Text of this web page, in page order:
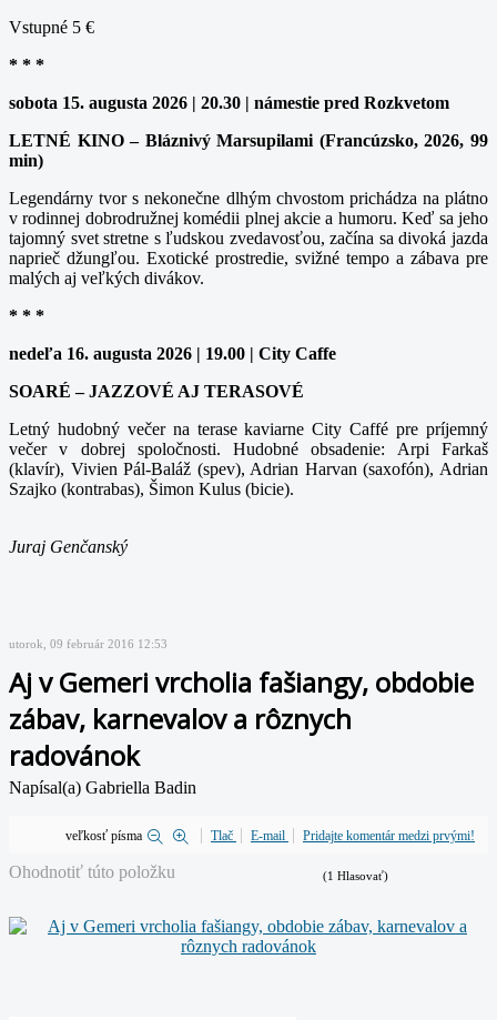
Vstupné 5 €
* * *
sobota 15. augusta 2026 | 20.30 | námestie pred Rozkvetom
LETNÉ KINO – Bláznivý Marsupilami (Francúzsko, 2026, 99
min)
Legendárny tvor s nekonečne dlhým chvostom prichádza na plátno
v rodinnej dobrodružnej komédii plnej akcie a humoru. Keď sa jeho
tajomný svet stretne s ľudskou zvedavosťou, začína sa divoká jazda
naprieč džungľou. Exotické prostredie, svižné tempo a zábava pre
malých aj veľkých divákov.
* * *
nedeľa 16. augusta 2026 | 19.00 | City Caffe
SOARÉ – JAZZOVÉ AJ TERASOVÉ
Letný hudobný večer na terase kaviarne City Caffé pre príjemný
večer v dobrej spoločnosti. Hudobné obsadenie: Arpi Farkaš
(klavír), Vivien Pál-Baláž (spev), Adrian Harvan (saxofón), Adrian
Szajko (kontrabas), Šimon Kulus (bicie).
Juraj Genčanský
utorok, 09 február 2016 12:53
Aj v Gemeri vrcholia fašiangy, obdobie
zábav, karnevalov a rôznych
radovánok
Napísal(a) Gabriella Badin
veľkosť písma Tlač E-mail Pridajte komentár medzi prvými!
Ohodnotiť túto položku (1 Hlasovať)